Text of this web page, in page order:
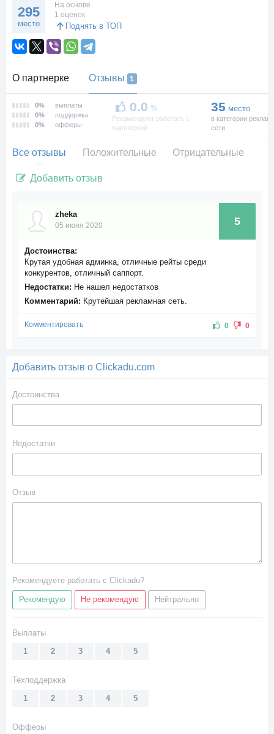
295
место
На основе
1 оценок
Поднять в ТОП
О партнерке Отзывы 1
0%
выплаты
0%
поддержка
0%
офферы
0.0 %
Рекомендуют работать с
партнеркой
35 место
в категории
сети
Все отзывы Положительные Отрицательные
Добавить отзыв
zheka
05 июня 2020 5
Достоинства:
Крутая удобная админка, отличные рейты среди
конкурентов, отличный саппорт.
Недостатки: Не нашел недостатков
Комментарий: Крутейшая рекламная сеть.
0 0
Комментировать
Добавить отзыв о Clickadu.com
Достоинства
Недостатки
Отзыв
Рекомендуете работать с Clickadu?
Рекомендую Не рекомендую Нейтрально
Выплаты
5
4
3
2
1
Техподдержка
5
4
3
2
1
Офферы